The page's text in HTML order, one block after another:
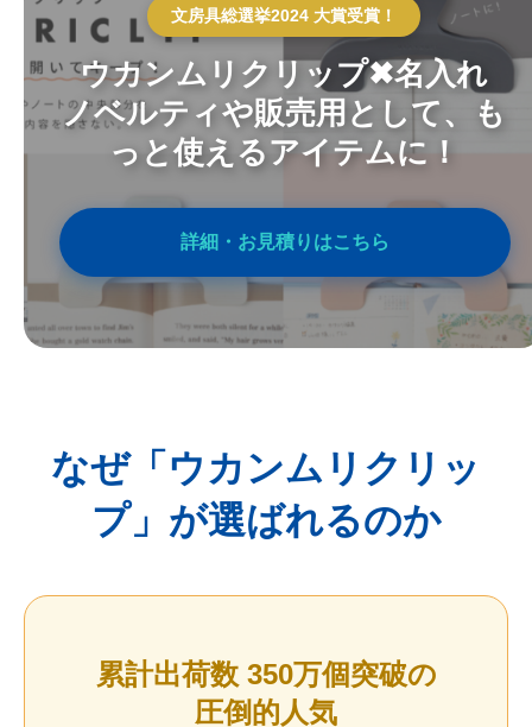
文房具総選挙2024 大賞受賞！
ウカンムリクリップ✖名入れ
ノベルティや販売用として、も
っと使えるアイテムに！
詳細・お見積りはこちら
なぜ「ウカンムリクリッ
プ」が選ばれるのか
累計出荷数 350万個突破の
圧倒的人気